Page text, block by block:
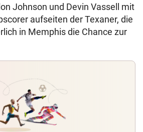
Johnson und Devin Vassell mit
aufseiten der Texaner, die
in Memphis die Chance zur